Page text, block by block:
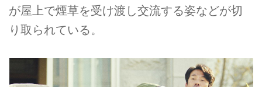
が屋上で煙草を受け渡し交流する姿などが切
り取られている。